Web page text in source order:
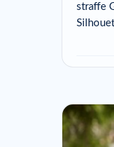
straffe